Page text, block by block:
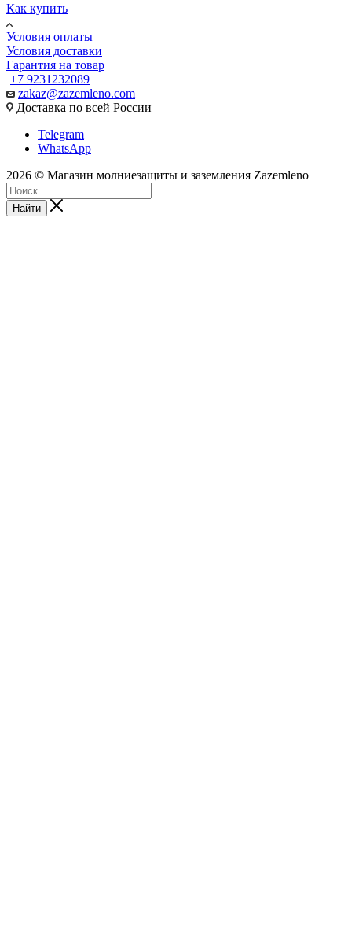
Как купить
Условия оплаты
Условия доставки
Гарантия на товар
+7 9231232089
zakaz@zazemleno.com
Доставка по всей России
Telegram
WhatsApp
2026 © Магазин молниезащиты и заземления Zazemleno
Найти